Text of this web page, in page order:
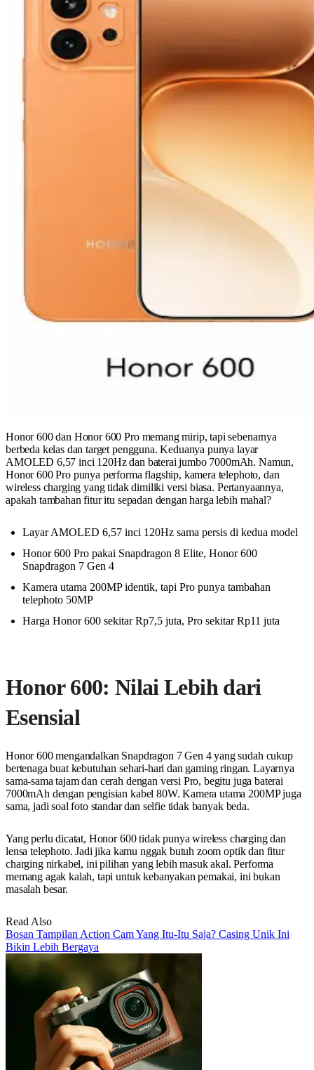
Honor 600 dan Honor 600 Pro memang mirip, tapi sebenarnya
berbeda kelas dan target pengguna. Keduanya punya layar
AMOLED 6,57 inci 120Hz dan baterai jumbo 7000mAh. Namun,
Honor 600 Pro punya performa flagship, kamera telephoto, dan
wireless charging yang tidak dimiliki versi biasa. Pertanyaannya,
apakah tambahan fitur itu sepadan dengan harga lebih mahal?
Layar AMOLED 6,57 inci 120Hz sama persis di kedua model
Honor 600 Pro pakai Snapdragon 8 Elite, Honor 600
Snapdragon 7 Gen 4
Kamera utama 200MP identik, tapi Pro punya tambahan
telephoto 50MP
Harga Honor 600 sekitar Rp7,5 juta, Pro sekitar Rp11 juta
Honor 600: Nilai Lebih dari
Esensial
Honor 600 mengandalkan Snapdragon 7 Gen 4 yang sudah cukup
bertenaga buat kebutuhan sehari-hari dan gaming ringan. Layarnya
sama-sama tajam dan cerah dengan versi Pro, begitu juga baterai
7000mAh dengan pengisian kabel 80W. Kamera utama 200MP juga
sama, jadi soal foto standar dan selfie tidak banyak beda.
Yang perlu dicatat, Honor 600 tidak punya wireless charging dan
lensa telephoto. Jadi jika kamu nggak butuh zoom optik dan fitur
charging nirkabel, ini pilihan yang lebih masuk akal. Performa
memang agak kalah, tapi untuk kebanyakan pemakai, ini bukan
masalah besar.
Read Also
Bosan Tampilan Action Cam Yang Itu-Itu Saja? Casing Unik Ini
Bikin Lebih Bergaya